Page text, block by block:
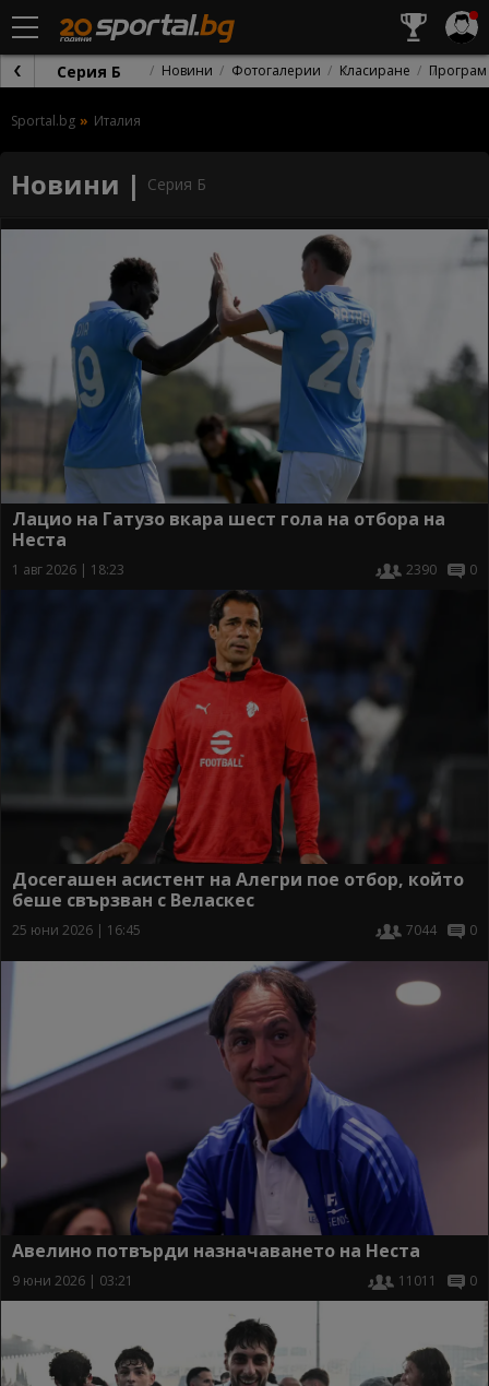
Серия Б Новини Фотогалерии Класиране
Sportal.bg Италия
Новини | Серия Б
Лацио на Гатузо вкара шест гола на отбора на
Неста
1 авг 2026 | 18:23 2390 0
Досегашен асистент на Алегри пое отбор, който
беше свързван с Веласкес
25 юни 2026 | 16:45 7044 0
Авелино потвърди назначаването на Неста
9 юни 2026 | 03:21 11011 0